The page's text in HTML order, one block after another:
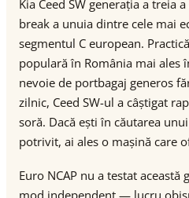
Kia Ceed SW generația a treia
break a unuia dintre cele mai
segmentul C european.
populară în România mai ales
nevoie de portbagaj generos
zilnic, Ceed SW-ul a câștigat
soră. Dacă ești în căutarea unui
potrivit, ai ales o mașină care
Euro NCAP nu a testat această
mod independent — lucru